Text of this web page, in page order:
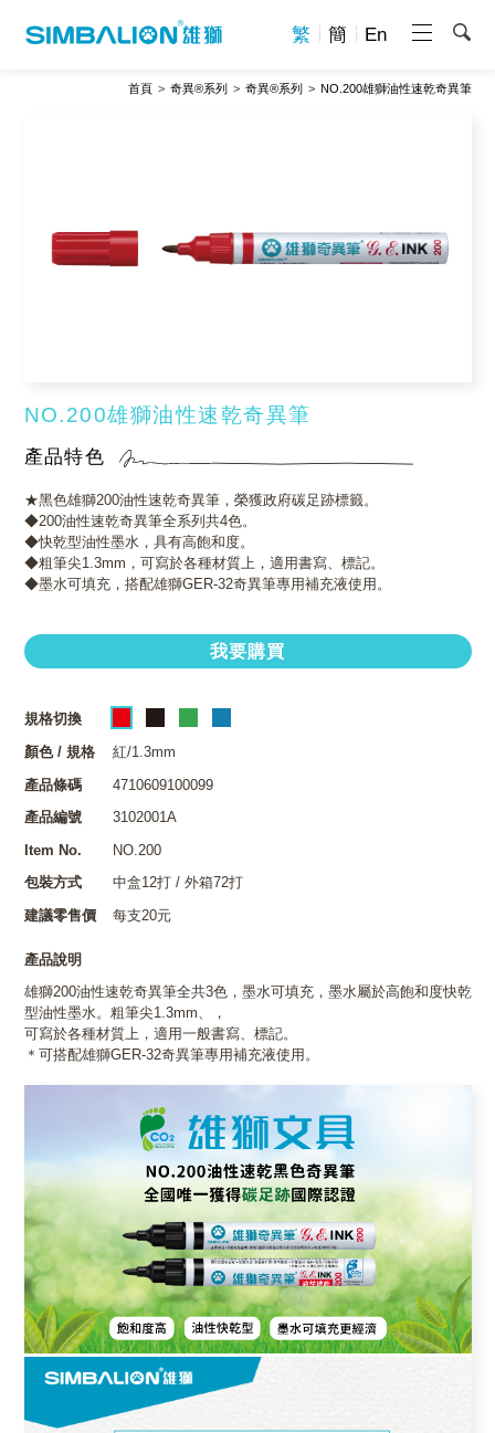
繁 簡 En
首頁 奇異®系列 奇異®系列 NO.200雄獅油性速乾奇異筆
NO.200雄獅油性速乾奇異筆
產品特色
★黑色雄獅200油性速乾奇異筆，榮獲政府碳足跡標籤。
◆200油性速乾奇異筆全系列共4色。
◆快乾型油性墨水，具有高飽和度。
◆粗筆尖1.3mm，可寫於各種材質上，適用書寫、標記。
◆墨水可填充，搭配雄獅GER-32奇異筆專用補充液使用。
我要購買
規格切換
顏色 / 規格
紅/1.3mm
產品條碼
4710609100099
產品編號
3102001A
Item No.
NO.200
包裝方式
中盒12打 / 外箱72打
建議零售價
每支20元
產品說明
雄獅200油性速乾奇異筆全共3色，墨水可填充，墨水屬於高飽和度快乾
型油性墨水。粗筆尖1.3mm、，
可寫於各種材質上，適用一般書寫、標記。
＊可搭配雄獅GER-32奇異筆專用補充液使用。